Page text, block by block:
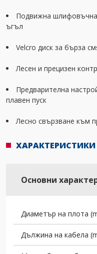
Подвижна
ъгъл
Velcro диск за бърза
Лесен и прецизен
Предварителна
плавен пуск
Лесно свързване към
ХАРАКТЕРИСТИКИ
Основни
Диаметър на плота
Дължина на кабела